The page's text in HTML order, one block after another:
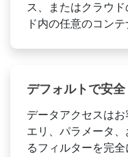
ス、またはクラウ
ド内の任意のコン
デフォルトで安全
データアクセスは
エリ、パラメータ
るフィルターを完